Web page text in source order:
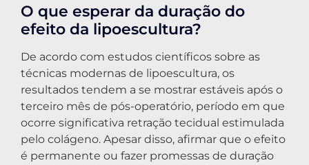
O que esperar da duração do
efeito da lipoescultura?
De acordo com estudos científicos sobre as
técnicas modernas de lipoescultura, os
resultados tendem a se mostrar estáveis após o
terceiro mês de pós-operatório, período em que
ocorre significativa retração tecidual estimulada
pelo colágeno. Apesar disso, afirmar que o efeito
é permanente ou fazer promessas de duração